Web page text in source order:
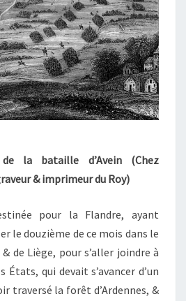
la bataille d’Avein (Chez
& imprimeur du Roy)
pour la Flandre, ayant
le douzième de ce mois dans le
de Liège, pour s’aller joindre à
États, qui devait s’avancer d’un
traversé la forêt d’Ardennes, &